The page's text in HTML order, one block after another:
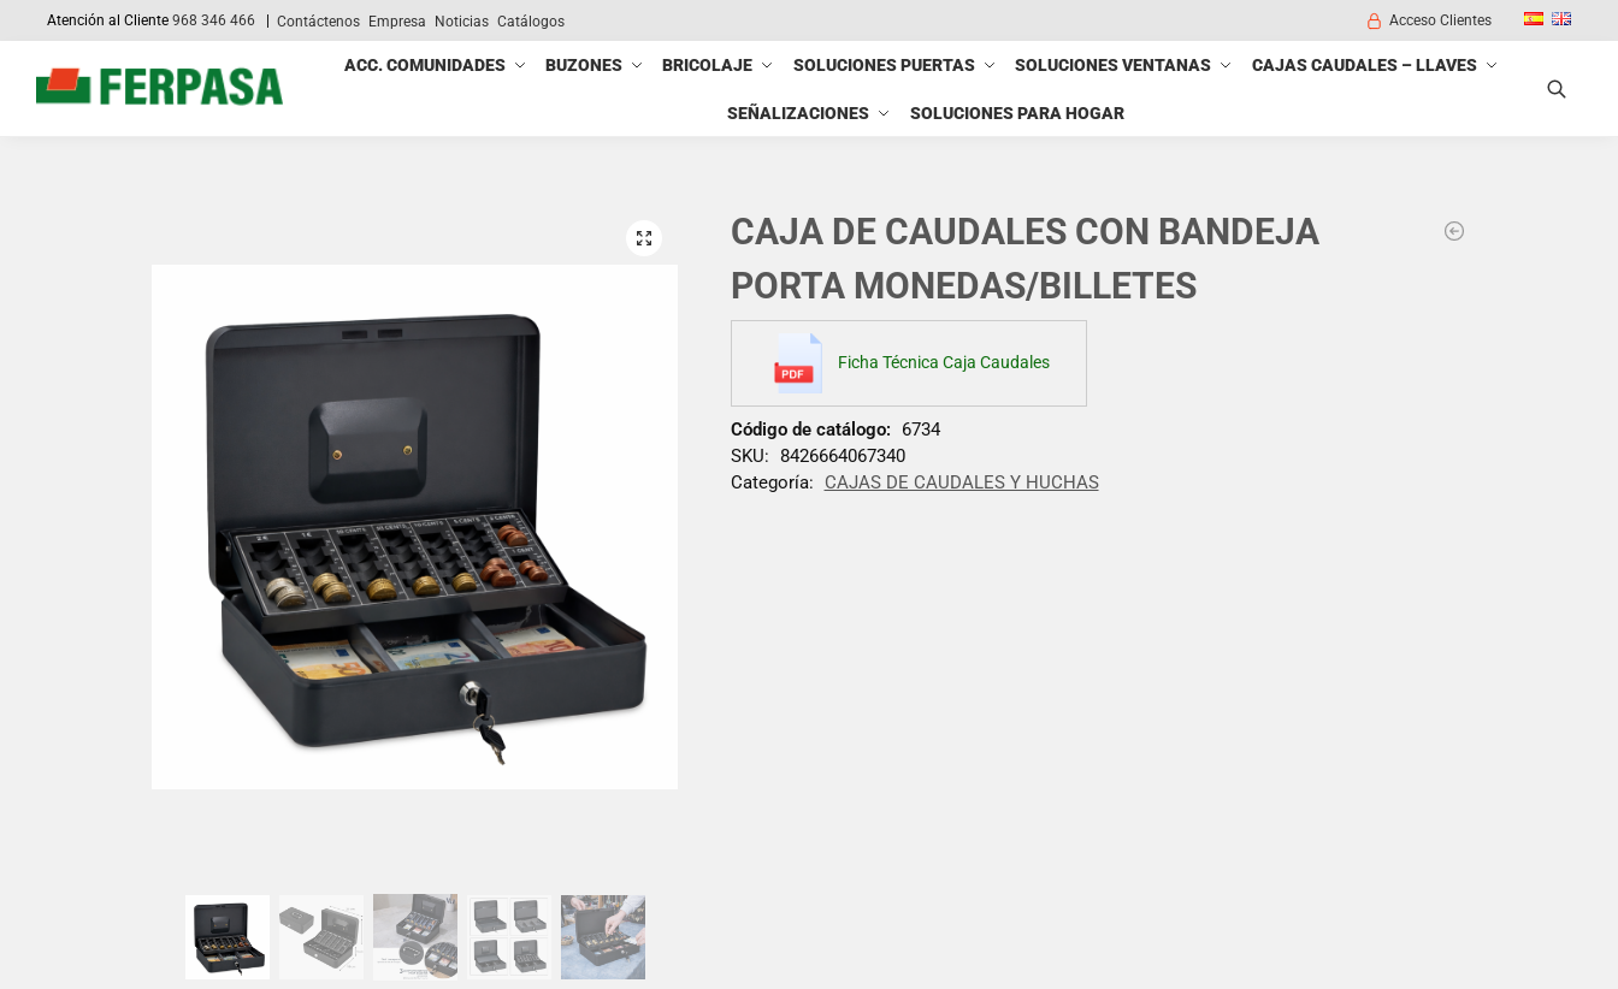
Atención al Cliente968 346 466 Contáctenos Empresa Noticias Catálogos Acceso Clientes
ACC. COMUNIDADES BUZONES BRICOLAJE SOLUCIONES PUERTAS SOLUCIONES VENTANAS CAJAS CAUDALES – LLAVES
SEÑALIZACIONES SOLUCIONES PARA HOGAR
Search
CAJA DE CAUDALES CON BANDEJA
PORTA MONEDAS/BILLETES
Código de catálogo:
6734
SKU: 8426664067340
Categoría:
CAJAS DE CAUDALES Y HUCHAS
Ficha Técnica Caja Caudales